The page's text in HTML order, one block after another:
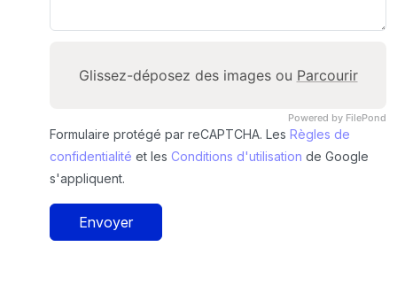
Powered by FilePond
Glissez-déposez des images ou Parcourir
Formulaire protégé par reCAPTCHA. Les Règles de
confidentialité et les Conditions d'utilisation de Google
s'appliquent.
Envoyer